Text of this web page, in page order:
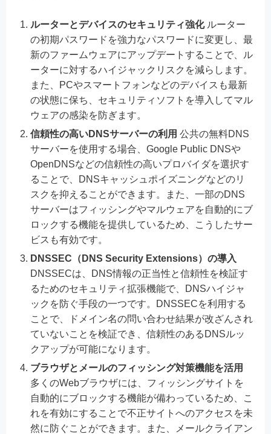
ルーターとデバイスのセキュリティ強化ルーター
の初期パスワードを強力なパスワードに変更し、最
新のファームウェアにアップデートすることで、ル
ーターに対するハイジャックリスクを減らします。
また、PCやスマートフォンなどのデバイスも最新
の状態に保ち、セキュリティソフトを導入してマル
ウェアの感染を防ぎます。
信頼性の高いDNSサーバーの利用 公共の無料DNS
サーバーを使用する場合、Google Public DNSや
OpenDNSなどの信頼性の高いプロバイダを選択す
ることで、DNSキャッシュポイズニングなどのリ
スクを抑えることができます。また、一部のDNS
サーバーはフィッシングやマルウェアを自動的にブ
ロックする機能を提供しているため、こうしたサー
ビスも有効です。
DNSSEC（DNS Security Extensions）の導入
DNSSECは、DNS情報の正当性と信頼性を検証す
るためのセキュリティ拡張機能で、DNSハイジャ
ックを防ぐ手段の一つです。DNSSECを利用する
ことで、ドメイン名の問い合わせ結果が改ざんされ
ていないことを検証でき、信頼性のあるDNSルッ
クアップが可能になります。
ブラウザとメールのフィッシング対策機能を活用
多くのWebブラウザには、フィッシングサイトを
自動的にブロックする機能が備わっているため、こ
れを有効にすることで不正サイトへのアクセスを未
然に防ぐことができます。また、メールクライアン